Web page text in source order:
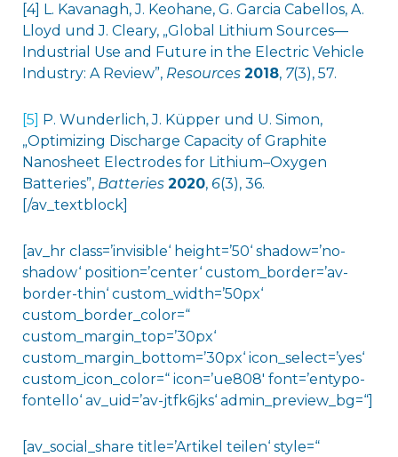
[4] L. Kavanagh, J. Keohane, G. Garcia Cabellos, A.
Lloyd und J. Cleary, „Global Lithium Sources—
Industrial Use and Future in the Electric Vehicle
Industry: A Review”, Resources 2018, 7(3), 57.
[5]
P. Wunderlich, J. Küpper und U. Simon,
„Optimizing Discharge Capacity of Graphite
Nanosheet Electrodes for Lithium–Oxygen
Batteries”, Batteries 2020, 6(3), 36.
[/av_textblock]
[av_hr class=’invisible‘ height=’50‘ shadow=’no-
shadow‘ position=’center‘ custom_border=’av-
border-thin‘ custom_width=’50px‘
custom_border_color=“
custom_margin_top=’30px‘
custom_margin_bottom=’30px‘ icon_select=’yes‘
custom_icon_color=“ icon=’ue808′ font=’entypo-
fontello‘ av_uid=’av-jtfk6jks‘ admin_preview_bg=“]
[av_social_share title=’Artikel teilen‘ style=“